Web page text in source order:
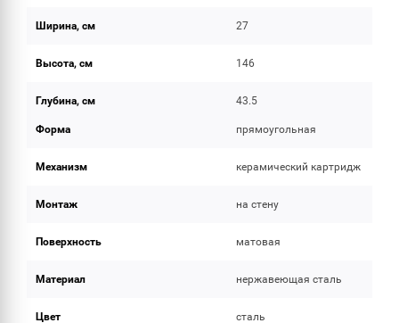
Ширина, см 27
Высота, см 146
Глубина, см 43.5
Форма прямоугольная
Механизм керамический картридж
Монтаж на стену
Поверхность матовая
Материал нержавеющая сталь
Цвет сталь